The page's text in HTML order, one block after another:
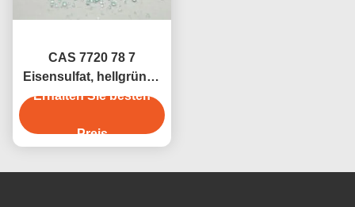
CAS 7720 78 7
Eisensulfat, hellgrünes
Pulver,
Erhalten Sie besten
Preis